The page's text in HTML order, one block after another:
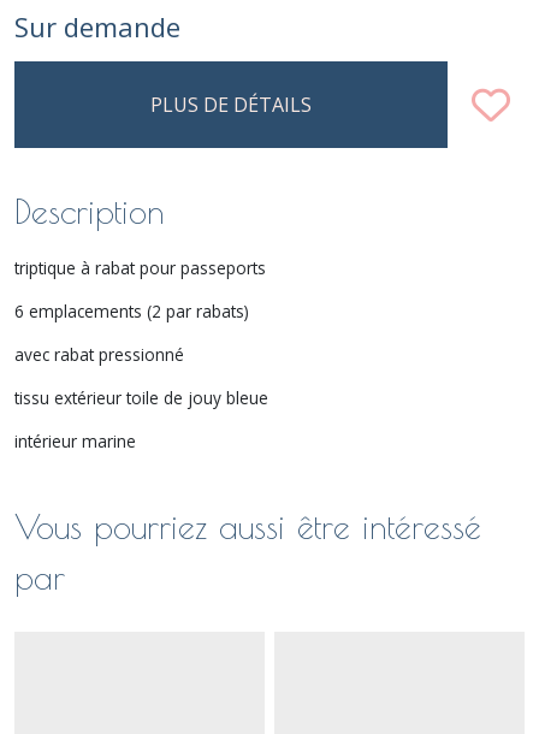
Sur demande
PLUS DE DÉTAILS
Description
triptique à rabat pour passeports
6 emplacements (2 par rabats)
avec rabat pressionné
tissu extérieur toile de jouy bleue
intérieur marine
Vous pourriez aussi être intéressé
par